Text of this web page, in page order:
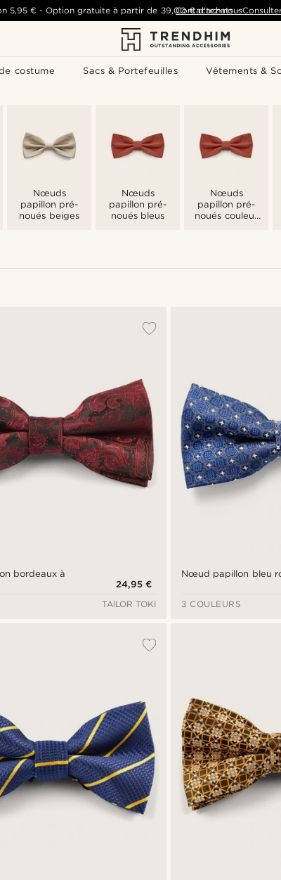
costume Sacs & Portefeuilles Vêtements &
5,95 € -Option gratuite à partir de 39,00 € d'achats-
Contactez-nous
Nœuds
papillon pré-
noués beiges
Nœuds
papillon pré-
noués bleus
Nœuds
papillon pré-
noués couleur
bordeaux à
24,95 €
TAILOR TOKI
Nœud papillon bleu
3 COULEURS